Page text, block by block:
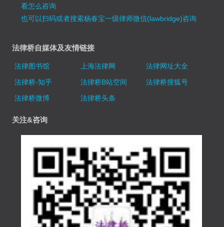
看怎么咨询
也可以扫码或者搜索杨春宝一级律师微信(lawbridge)咨询
法律桥自媒体及友情链接
法律图书馆 上海法律网
法律网址大全
法律桥-知乎
法律桥B站空间
法律桥搜狐号
法律桥微博
法律桥头条
关注&咨询